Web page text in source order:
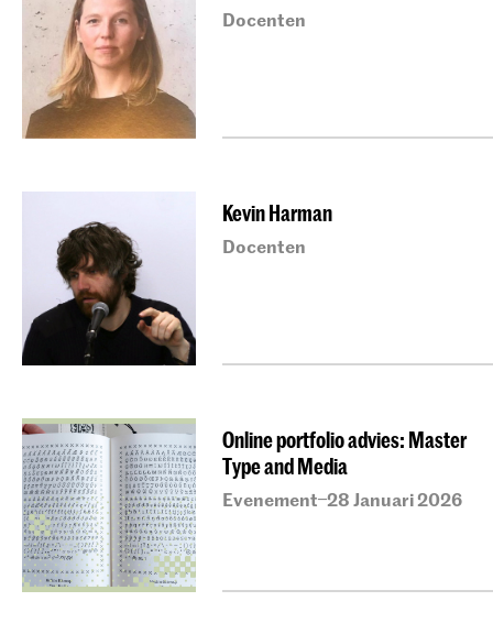
Docenten
Kevin Harman
Docenten
Online portfolio advies: Master
Type and Media
Evenement–28 Januari 2026